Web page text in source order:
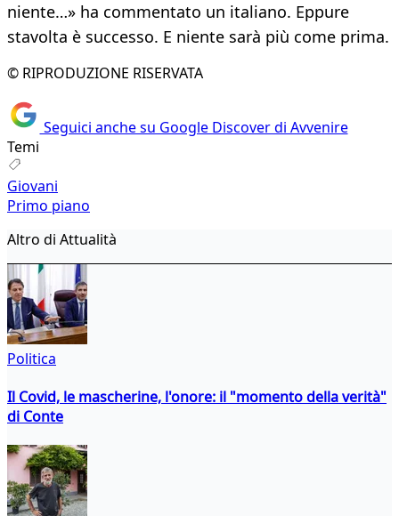
niente…» ha commentato un italiano. Eppure
stavolta è successo. E niente sarà più come prima.
© RIPRODUZIONE RISERVATA
Seguici anche su Google Discover di Avvenire
Temi
Giovani
Primo piano
Altro di Attualità
Politica
Il Covid, le mascherine, l'onore: il "momento della verità"
di Conte